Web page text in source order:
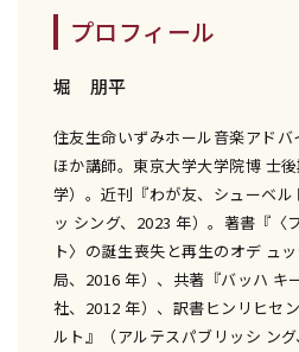
プロフィール
堀 朋平
住友生命いずみホール音楽アド
ほか講師。東京大学大学院博 士
学）。近刊『わが友、シューベル
ッ シング、2023 年）。著書『〈
ト〉の誕生――喪失と再生のオデ ュ
局、2016 年）、共著『バッハ キ
社、2012 年）、訳書ヒンリヒセ
ルト』（アルテスパブリッシ ン